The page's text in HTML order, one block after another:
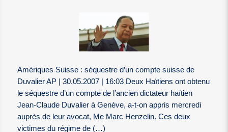
Amériques Suisse : séquestre d’un compte suisse de
Duvalier AP | 30.05.2007 | 16:03 Deux Haïtiens ont obtenu
le séquestre d’un compte de l’ancien dictateur haïtien
Jean-Claude Duvalier à Genève, a-t-on appris mercredi
auprès de leur avocat, Me Marc Henzelin. Ces deux
victimes du régime de (…)